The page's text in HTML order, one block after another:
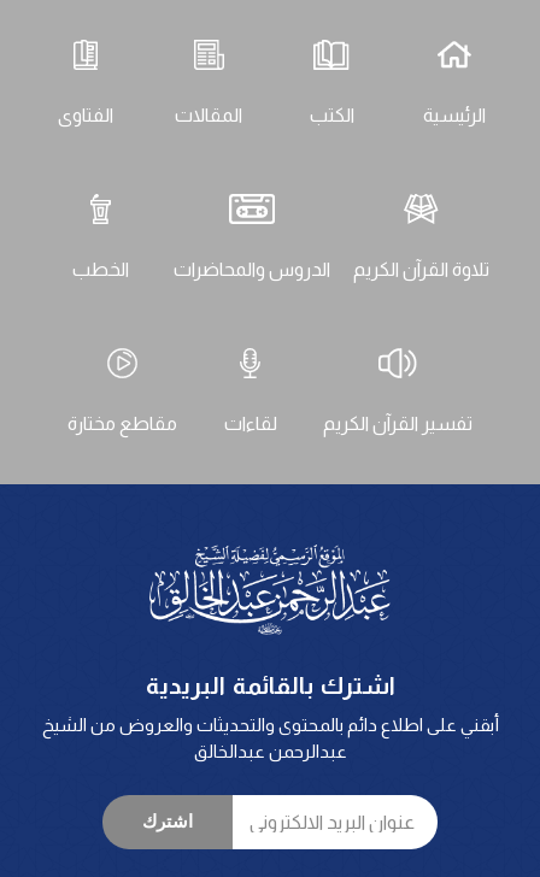
الرئيسية الكتب المقالات الفتاوى
تلاوة القرآن الكريم الدروس والمحاضرات الخطب
تفسير القرآن الكريم لقاءات مقاطع مختارة
اشترك بالقائمة البريدية
أبقني على اطلاع دائم بالمحتوى والتحديثات والعروض من الشيخ
عبدالرحمن عبدالخالق
اشترك